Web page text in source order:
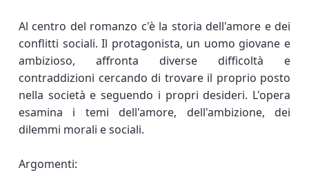
Al centro del romanzo c'è la storia dell'amore e dei
conflitti sociali. Il protagonista, un uomo giovane e
ambizioso, affronta diverse difficoltà e
contraddizioni cercando di trovare il proprio posto
nella società e seguendo i propri desideri. L'opera
esamina i temi dell'amore, dell'ambizione, dei
dilemmi morali e sociali.
Argomenti: